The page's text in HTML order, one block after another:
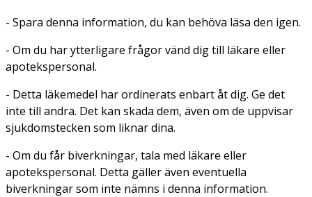
- Spara denna information, du kan behöva läsa den igen.
- Om du har ytterligare frågor vänd dig till läkare eller
apotekspersonal.
- Detta läkemedel har ordinerats enbart åt dig. Ge det
inte till andra. Det kan skada dem, även om de uppvisar
sjukdomstecken som liknar dina.
- Om du får biverkningar, tala med läkare eller
apotekspersonal. Detta gäller även eventuella
biverkningar som inte nämns i denna information.